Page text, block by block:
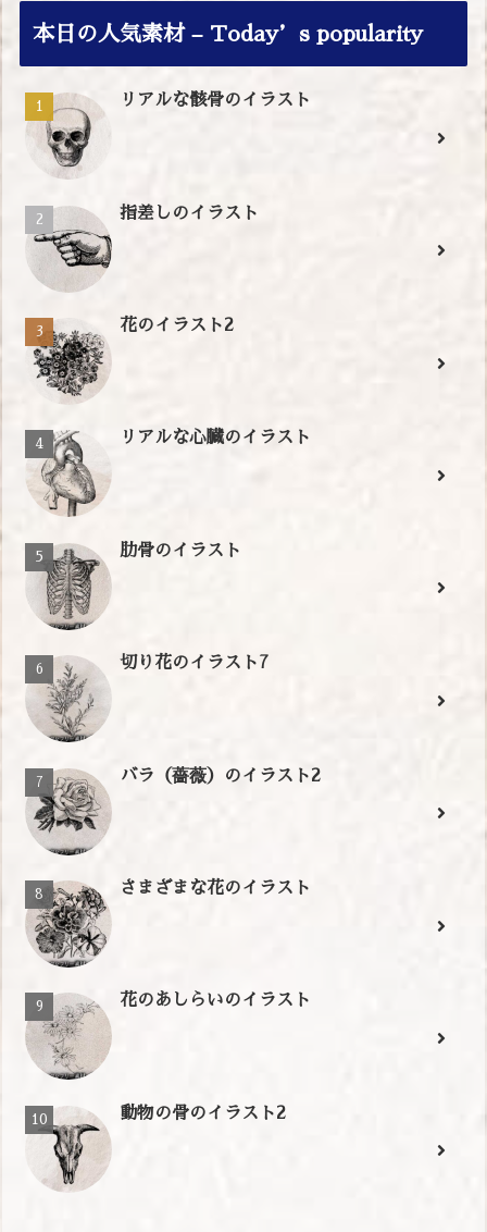
本日の人気素材 – Today’s popularity
リアルな骸骨のイラスト
指差しのイラスト
花のイラスト2
リアルな心臓のイラスト
肋骨のイラスト
切り花のイラスト7
バラ（薔薇）のイラスト2
さまざまな花のイラスト
花のあしらいのイラスト
動物の骨のイラスト2